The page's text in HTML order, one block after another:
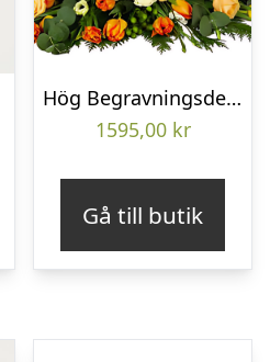
Hög Begravningsdekoration
1595,00 kr
Gå till butik